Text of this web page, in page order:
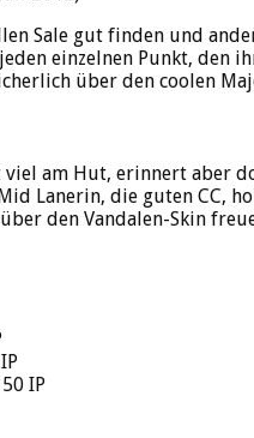
Sale gut finden und
einzelnen Punkt,
über den coolen
am Hut, erinnert aber
Lanerin, die guten CC,
den Vandalen-Skin
IP